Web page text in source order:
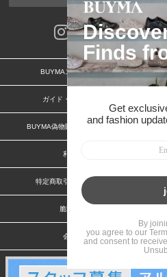
BUYMAスタートガイド
ガイド・お問い合わせ
BUYMA偽物販売防止の取り組み
利用規約
特定商取引法に関する表記
脆弱性報告
会社案内